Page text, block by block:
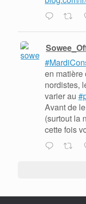
en matière
nordistes,
varier au
Avant de
(surtout la
cette fois